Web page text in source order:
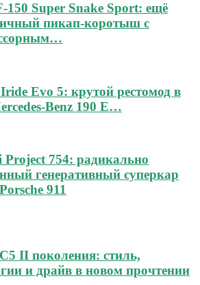
150 Super Snake Sport: ещё
пикап-коротыш с
Evo 5: крутой рестомод в
Benz 190 E…
Project 754: радикально
генеративный суперкар
911
II поколения: стиль,
и драйв в новом прочтении